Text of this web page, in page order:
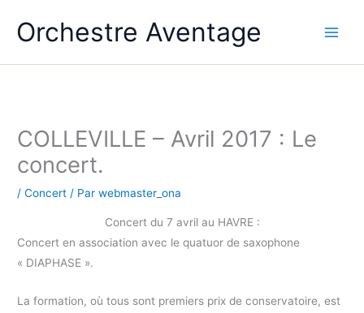
Orchestre Aventage
COLLEVILLE – Avril 2017 : Le
concert.
/Concert / Parwebmaster_ona
Concert du 7 avril au HAVRE :
Concert en association avec le quatuor de saxophone
« DIAPHASE ».
La formation, où tous sont premiers prix de conservatoire, est